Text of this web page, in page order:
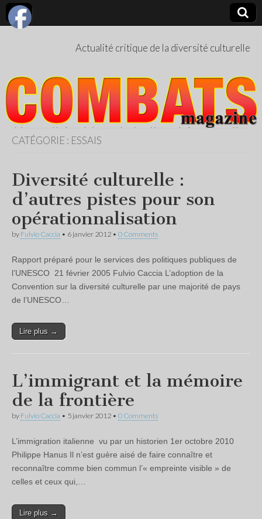
Actualité critique de la diversité culturelle
CATÉGORIE : ESSAIS
Diversité culturelle :
d’autres pistes pour son
opérationnalisation
by Fulvio Caccia • 6 janvier 2012 • 0 Comments
Rapport préparé pour le services des politiques publiques de
l’UNESCO 21 février 2005 Fulvio Caccia L’adoption de la
Convention sur la diversité culturelle par une majorité de pays
de l’UNESCO…
Lire plus →
L’immigrant et la mémoire
de la frontière
by Fulvio Caccia • 5 janvier 2012 • 0 Comments
L’immigration italienne vu par un historien 1er octobre 2010
Philippe Hanus Il n’est guère aisé de faire connaître et
reconnaître comme bien commun l’« empreinte visible » de
celles et ceux qui,…
Lire plus →